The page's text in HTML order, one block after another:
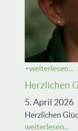
+weiterlesen...
Herzlichen
5. April 2026
Herzlichen
weiterlesen...